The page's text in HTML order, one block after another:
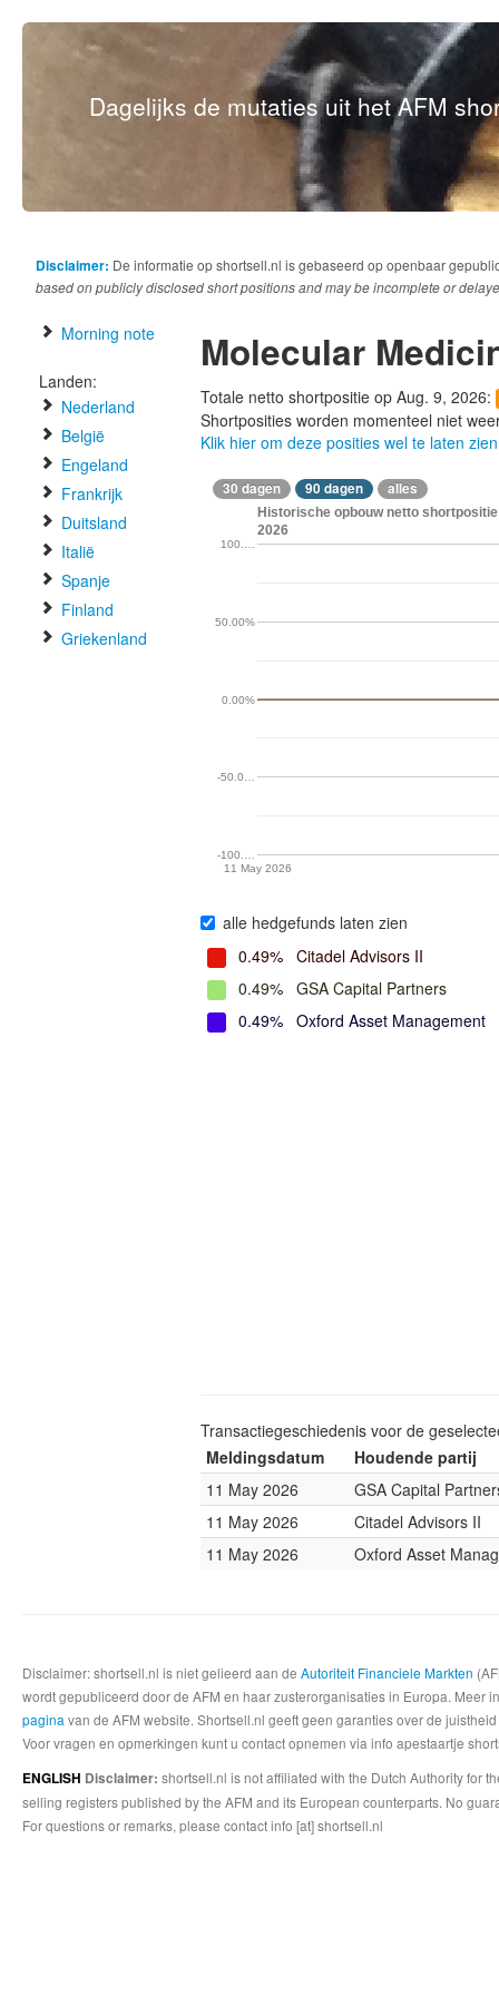
Dagelijks de mutaties uit het AFM
Disclaimer: De informatie op shortsell.nl is gebaseerd op openbaar
based on publicly disclosed short positions and may be incomplete or
Morning note
Landen:
Nederland
België
Engeland
Frankrijk
Duitsland
Italië
Spanje
Finland
Griekenland
Molecular
Totale netto shortpositie op Aug. 9, 2026:
Shortposities worden momenteel niet
Klik hier om deze posities wel te laten zien
30 dagen 90 dagen alles
Historische opbouw netto
2026
11 May 2026
-100.…
-50.0…
0.00%
50.00%
100.…
alle hedgefunds laten zien
0.49% Citadel Advisors II
0.49% GSA Capital Partners
0.49% Oxford Asset Management
Transactiegeschiedenis voor de
Meldingsdatum
Houdende partij
11 May 2026
GSA Capital
11 May 2026
Citadel Advisors II
11 May 2026
Oxford Asset
Disclaimer: shortsell.nl is niet gelieerd aan de Autoriteit Financiele Markten
wordt gepubliceerd door de AFM en haar zusterorganisaties in Europa.
pagina van de AFM website. Shortsell.nl geeft geen garanties over de
Voor vragen en opmerkingen kunt u contact opnemen via info apestaartje
ENGLISH Disclaimer: shortsell.nl is not affiliated with the Dutch Authority for
selling registers published by the AFM and its European counterparts. No
For questions or remarks, please contact info [at] shortsell.nl